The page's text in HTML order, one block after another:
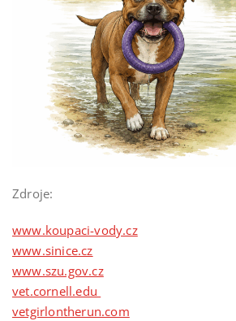
Zdroje:
www.koupaci-vody.cz
www.sinice.cz
www.szu.gov.cz
vet.cornell.edu
vetgirlontherun.com